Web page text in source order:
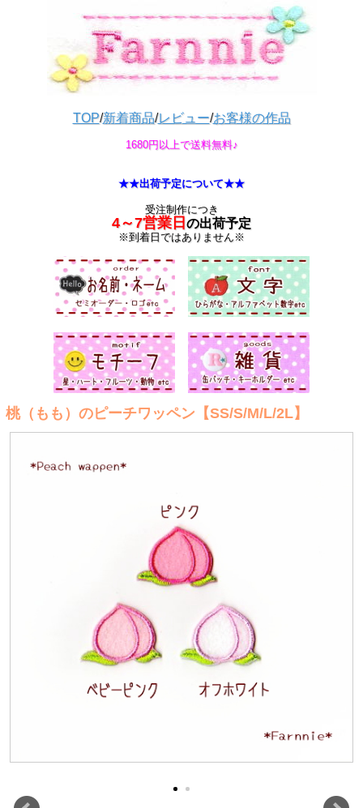
TOP/新着商品/レビュー/お客様の作品
1680円以上で送料無料♪
★★出荷予定について★★
受注制作につき
4～7営業日 の出荷予定
※到着日ではありません※
桃（もも）のピーチワッペン【SS/S/M/L/2L】